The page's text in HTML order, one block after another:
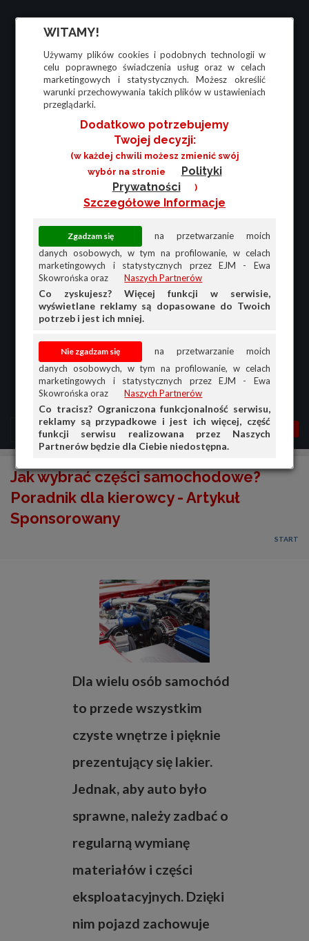
WITAMY!
Używamy plików cookies i podobnych technologii w
celu poprawnego świadczenia usług oraz w celach
marketingowych i statystycznych. Możesz określić
warunki przechowywania takich plików w ustawieniach
przeglądarki.
Dodatkowo potrzebujemy
Twojej decyzji:
(w każdej chwili możesz zmienić swój
wybór na stronie
Polityki
Prywatności
)
Szczegółowe Informacje
na przetwarzanie moich
danych osobowych, w tym na profilowanie, w celach
marketingowych i statystycznych przez EJM - Ewa
Skowrońska oraz
Naszych Partnerów
Co zyskujesz? Więcej funkcji w serwisie,
wyświetlane reklamy są dopasowane do Twoich
potrzeb i jest ich mniej.
na przetwarzanie moich
danych osobowych, w tym na profilowanie, w celach
marketingowych i statystycznych przez EJM - Ewa
Skowrońska oraz
Naszych Partnerów
Co tracisz? Ograniczona funkcjonalność serwisu,
reklamy są przypadkowe i jest ich więcej, część
funkcji serwisu realizowana przez Naszych
Partnerów będzie dla Ciebie niedostępna.
MENU MOJA AG
PRZEGLĄD
HISTORIA
Jak wybrać części samochodowe?
Poradnik dla kierowcy - Artykuł
Sponsorowany
START
Dla wielu osób samochód
to przede wszystkim
czyste wnętrze i pięknie
prezentujący się lakier.
Jednak, aby auto było
sprawne, należy zadbać o
regularną wymianę
materiałów i części
eksploatacyjnych. Dzięki
nim pojazd zachowuje